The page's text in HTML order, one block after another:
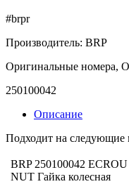
#brpr
Производитель: BRP
Оригинальные номера,
250100042
Описание
Подходит на следующие
BRP 250100042
NUT Гайка колесная